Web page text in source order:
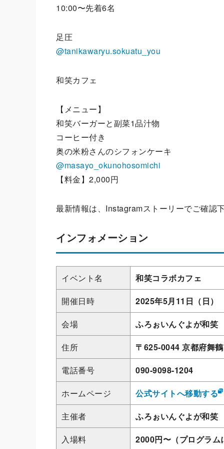
10:00〜先着6名
足圧
@tanikawaryu.sokuatu_you
和笑カフェ
【メニュー】
和笑バーガーと副菜1品汁物
コーヒー付き
奥の米粉さんのシフォンケーキ
@masayo_okunohosomichi
【料金】2,000円
最新情報は、Instagramストーリーでご確認
インフォメーション
イベント名
和笑コラボカフェ
開催日時
2025年5月11日（日）
会場
ふろぉいんぐよが和笑
住所
〒625-0044 京都府舞
電話番号
090-9098-1204
ホームページ
公式サイトへ移動する
主催者
ふろぉいんぐよが和笑
入場料
2000円〜（プログラ